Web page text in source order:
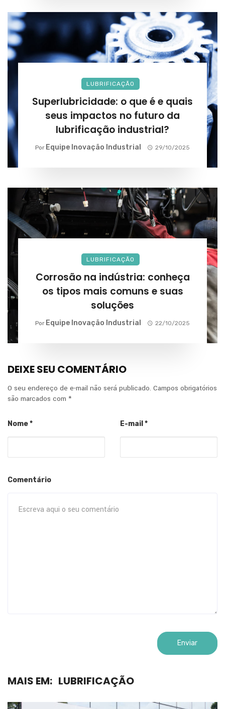
LUBRIFICAÇÃO
Superlubricidade: o que é e quais
seus impactos no futuro da
lubrificação industrial?
Por Equipe Inovação Industrial 29/10/2025
LUBRIFICAÇÃO
Corrosão na indústria: conheça
os tipos mais comuns e suas
soluções
Por Equipe Inovação Industrial 22/10/2025
DEIXE SEU COMENTÁRIO
O seu endereço de e-mail não será publicado. Campos obrigatórios
são marcados com *
Nome* E-mail *
Comentário
MAIS EM: LUBRIFICAÇÃO